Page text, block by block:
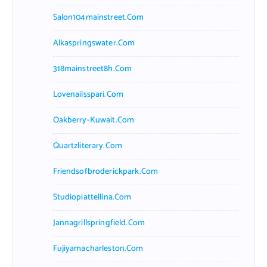
Salon104mainstreet.com
Alkaspringswater.com
318mainstreet8h.com
Lovenailsspari.com
Oakberry-Kuwait.com
Quartzliterary.com
Friendsofbroderickpark.com
Studiopiattellina.com
Jannagrillspringfield.com
Fujiyamacharleston.com